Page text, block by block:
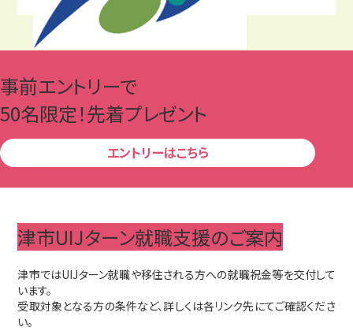
事前エントリーで
50名限定！先着プレゼント
エントリーはこちら
津市UIJターン就職支援のご案内
津市ではUIJターン就職や移住される方への就職祝金等を交付して
います。
受取対象となる方の条件など、詳しくは各リンク先にてご確認くださ
い。